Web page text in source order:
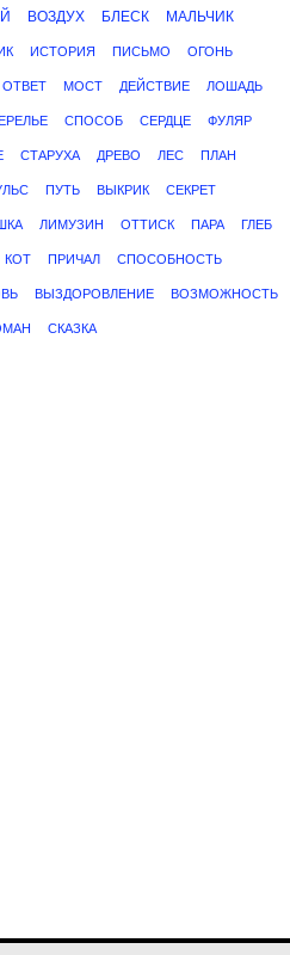
ВОЗДУХ БЛЕСК МАЛЬЧИК
ИСТОРИЯ ПИСЬМО ОГОНЬ
ОТВЕТ МОСТ ДЕЙСТВИЕ ЛОШАДЬ
СПОСОБ СЕРДЦЕ ФУЛЯР
СТАРУХА ДРЕВО ЛЕС ПЛАН
ПУТЬ ВЫКРИК СЕКРЕТ
ЛИМУЗИН ОТТИСК ПАРА ГЛЕБ
КОТ ПРИЧАЛ СПОСОБНОСТЬ
ВЫЗДОРОВЛЕНИЕ ВОЗМОЖНОСТЬ
СКАЗКА